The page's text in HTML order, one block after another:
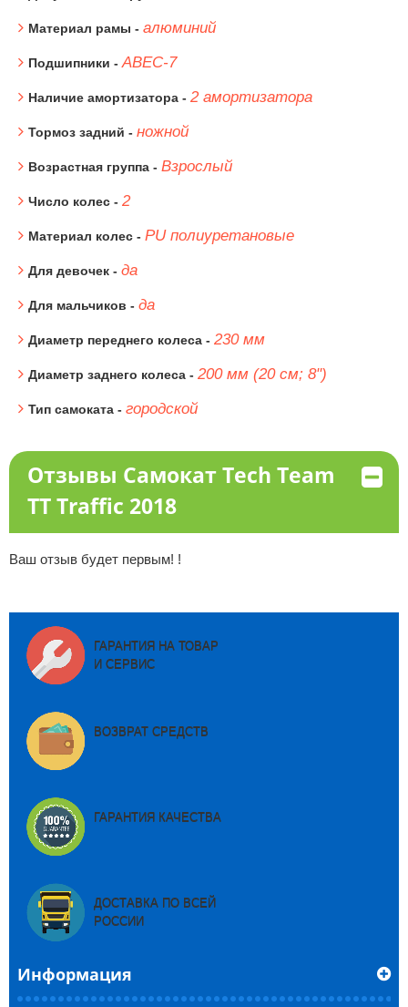
Материал рамы - алюминий
Подшипники - ABEC-7
Наличие амортизатора - 2 амортизатора
Тормоз задний - ножной
Возрастная группа - Взрослый
Число колес - 2
Материал колес - PU полиуретановые
Для девочек - да
Для мальчиков - да
Диаметр переднего колеса - 230 мм
Диаметр заднего колеса - 200 мм (20 см; 8")
Тип самоката - городской
Отзывы Самокат Tech Team
TT Traffic 2018
Ваш отзыв будет первым! !
ГАРАНТИЯ НА ТОВАР
И СЕРВИС
ВОЗВРАТ СРЕДСТВ
ГАРАНТИЯ КАЧЕСТВА
ДОСТАВКА ПО ВСЕЙ
РОССИИ
Информация